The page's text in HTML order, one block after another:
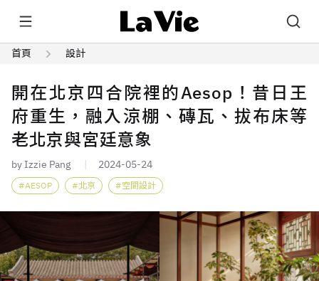
首頁 設計
開在北京四合院裡的Aesop！昔日王
府重生，融入涼棚、磚瓦、拔布床等
老北京與宮廷意象
by Izzie Pang 2024-05-24
AESOP 北京 空間設計